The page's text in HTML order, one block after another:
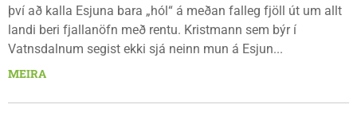
því að kalla Esjuna bara „hól“ á meðan falleg fjöll út um allt
landi beri fjallanöfn með rentu. Kristmann sem býr í
Vatnsdalnum segist ekki sjá neinn mun á Esjun...
MEIRA